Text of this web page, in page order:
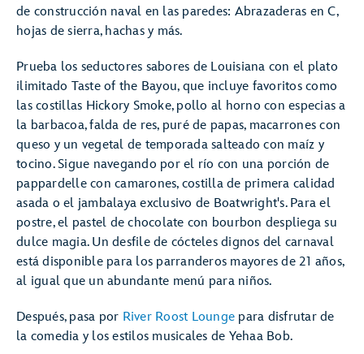
de construcción naval en las paredes: Abrazaderas en C,
hojas de sierra, hachas y más.
Prueba los seductores sabores de Louisiana con el plato
ilimitado Taste of the Bayou, que incluye favoritos como
las costillas Hickory Smoke, pollo al horno con especias a
la barbacoa, falda de res, puré de papas, macarrones con
queso y un vegetal de temporada salteado con maíz y
tocino. Sigue navegando por el río con una porción de
pappardelle con camarones, costilla de primera calidad
asada o el jambalaya exclusivo de Boatwright's. Para el
postre, el pastel de chocolate con bourbon despliega su
dulce magia. Un desfile de cócteles dignos del carnaval
está disponible para los parranderos mayores de 21 años,
al igual que un abundante menú para niños.
Después, pasa por River Roost Lounge para disfrutar de
la comedia y los estilos musicales de Yehaa Bob.